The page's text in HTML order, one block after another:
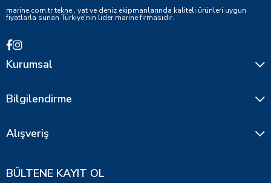
marine.com.tr tekne , yat ve deniz ekipmanlarında kaliteli ürünleri uygun
fiyatlarla sunan Türkiye'nin lider marine firmasıdır.
Kurumsal
Bilgilendirme
Alışveriş
BÜLTENE KAYIT OL